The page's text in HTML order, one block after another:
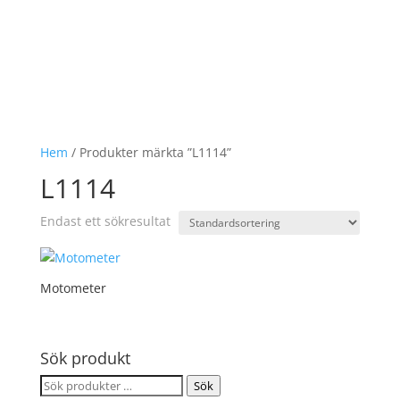
Hem / Produkter märkta ”L1114”
L1114
Endast ett sökresultat
Motometer
Sök produkt
Sök
Sök